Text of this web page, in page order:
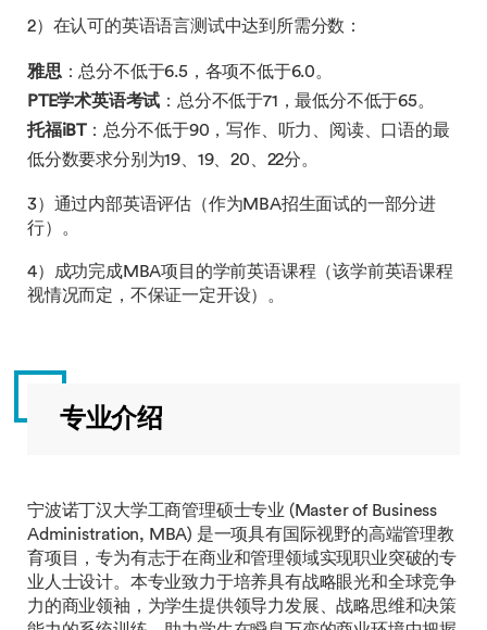
2）在认可的英语语言测试中达到所需分数：
雅思 ：总分不低于6.5，各项不低于6.0。
PTE学术英语考试 ：总分不低于71，最低分不低于65。
托福iBT：总分不低于90，写作、听力、阅读、口语的最
低分数要求分别为19、19、20、22分。
3）通过内部英语评估（作为MBA招生面试的一部分进
行）。
4）成功完成MBA项目的学前英语课程（该学前英语课程
视情况而定，不保证一定开设）。
专业介绍
宁波诺丁汉大学工商管理硕士专业 (Master of Business
Administration, MBA) 是一项具有国际视野的高端管理教
育项目，专为有志于在商业和管理领域实现职业突破的专
业人士设计。本专业致力于培养具有战略眼光和全球竞争
力的商业领袖，为学生提供领导力发展、战略思维和决策